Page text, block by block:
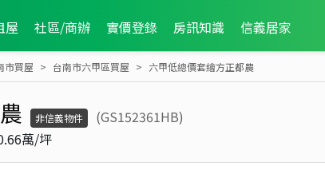
屋 社區/商辦 實價登錄 房訊知識 信義居家
市買屋 台南市六甲區買屋 六甲低總價套繪方正都農
非信義物件
(GS152361HB)
萬/坪